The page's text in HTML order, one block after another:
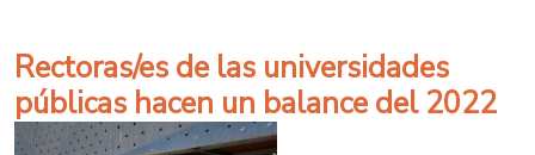
Rectoras/es de las universidades
públicas hacen un balance del 2022